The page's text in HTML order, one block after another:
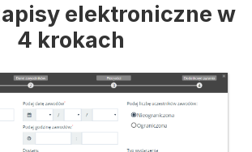
elektroniczne w
4 krokach